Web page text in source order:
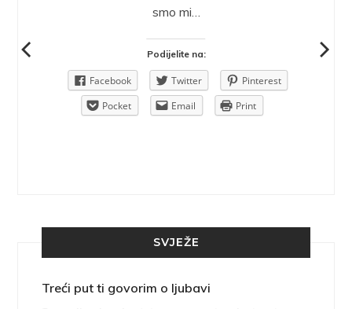
smo mi…
Podijelite na:
Facebook Twitter
Pinterest
Pocket
Email Print
SVJEŽE
Treći put ti govorim o ljubavi